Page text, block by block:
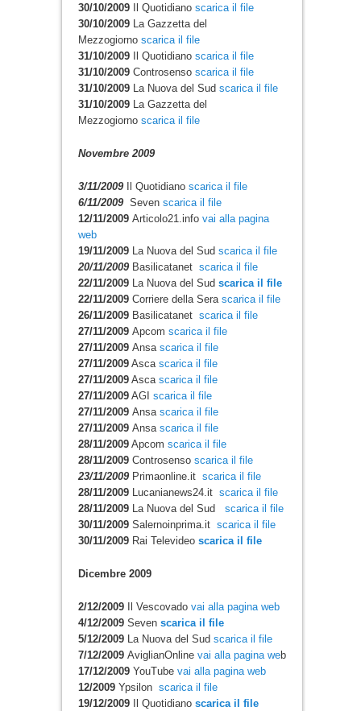
30/10/2009 Il Quotidiano scarica il file
30/10/2009La Gazzetta del
Mezzogiorno scarica il file
31/10/2009Il Quotidiano scarica il file
31/10/2009Controsenso scarica il file
31/10/2009La Nuova del Sud scarica il file
31/10/2009 La Gazzetta del
Mezzogiorno scarica il file
Novembre 2009
3/11/2009 Il Quotidiano scarica il file
6/11/2009 Seven scarica il file
12/11/2009 Articolo21.info vai alla pagina
web
19/11/2009La Nuova del Sud scarica il file
20/11/2009 Basilicatanet scarica il file
22/11/2009
La Nuova del Sud scarica il file
22/11/2009 Corriere della Sera scarica il file
26/11/2009 Basilicatanet scarica il file
27/11/2009 Apcom scarica il file
27/11/2009 Ansa scarica il file
27/11/2009Asca scarica il file
27/11/2009Asca scarica il file
27/11/2009AGI scarica il file
27/11/2009 Ansa scarica il file
27/11/2009 Ansa scarica il file
28/11/2009Apcom scarica il file
28/11/2009 Controsenso scarica il file
23/11/2009 Primaonline.it scarica il file
28/11/2009Lucanianews24.it scarica il file
28/11/2009La Nuova del Sud scarica il file
30/11/2009 Salernoinprima.it scarica il file
30/11/2009 Rai Televideo scarica il file
Dicembre 2009
2/12/2009 Il Vescovado vai alla pagina web
4/12/2009 Seven scarica il file
5/12/2009 La Nuova del Sud scarica il file
7/12/2009 AviglianOnline vai alla pagina web
17/12/2009YouTube vai alla pagina web
12/2009Ypsilon scarica il file
19/12/2009
Il Quotidiano scarica il file